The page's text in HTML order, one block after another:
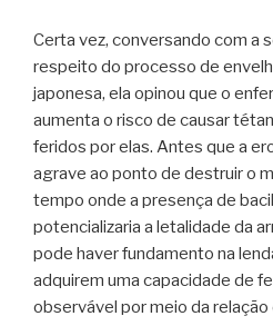
Certa vez, conversando com a
respeito do processo de
japonesa, ela opinou que o
aumenta o risco de causar
feridos por elas. Antes que a
agrave ao ponto de destruir o
tempo onde a presença de
potencializaria a letalidade da
pode haver fundamento na
adquirem uma capacidade de
observável por meio da